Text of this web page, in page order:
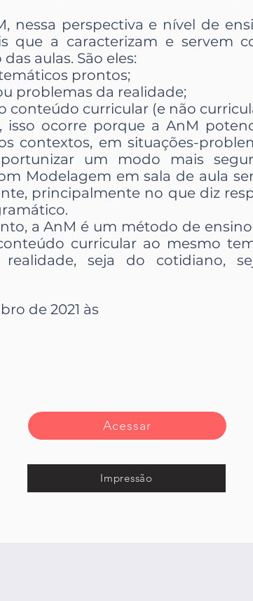
nessa perspectiva e nível de
que a caracterizam e servem
aulas. São eles:
prontos;
problemas da realidade;
conteúdo curricular (e não
ocorre porque a AnM
contextos, em situações-
um modo mais
Modelagem em sala de aula
principalmente no que diz
a AnM é um método de
curricular ao mesmo
realidade, seja do cotidiano,
de 2021 às
Acessar
Impressão